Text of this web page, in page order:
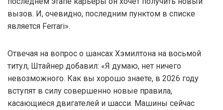
вызов. И, очевидно, последним пунктом в списке
является Ferrari».
Отвечая на вопрос о шансах Хэмилтона на восьмой
титул, Штайнер добавил: «Я думаю, нет ничего
невозможного. Как вы хорошо знаете, в 2026 году
вступят в силу совершенно новые правила,
касающиеся двигателей и шасси. Машины сейчас